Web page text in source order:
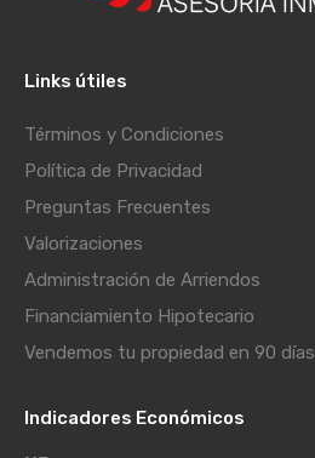
Links útiles
Términos y Condiciones
Política de Privacidad
Preguntas Frecuentes
Valorizaciones
Administración de Arriendos
Financiamiento Hipotecario
Vendemos tu propiedad en 90 días
Indicadores Económicos